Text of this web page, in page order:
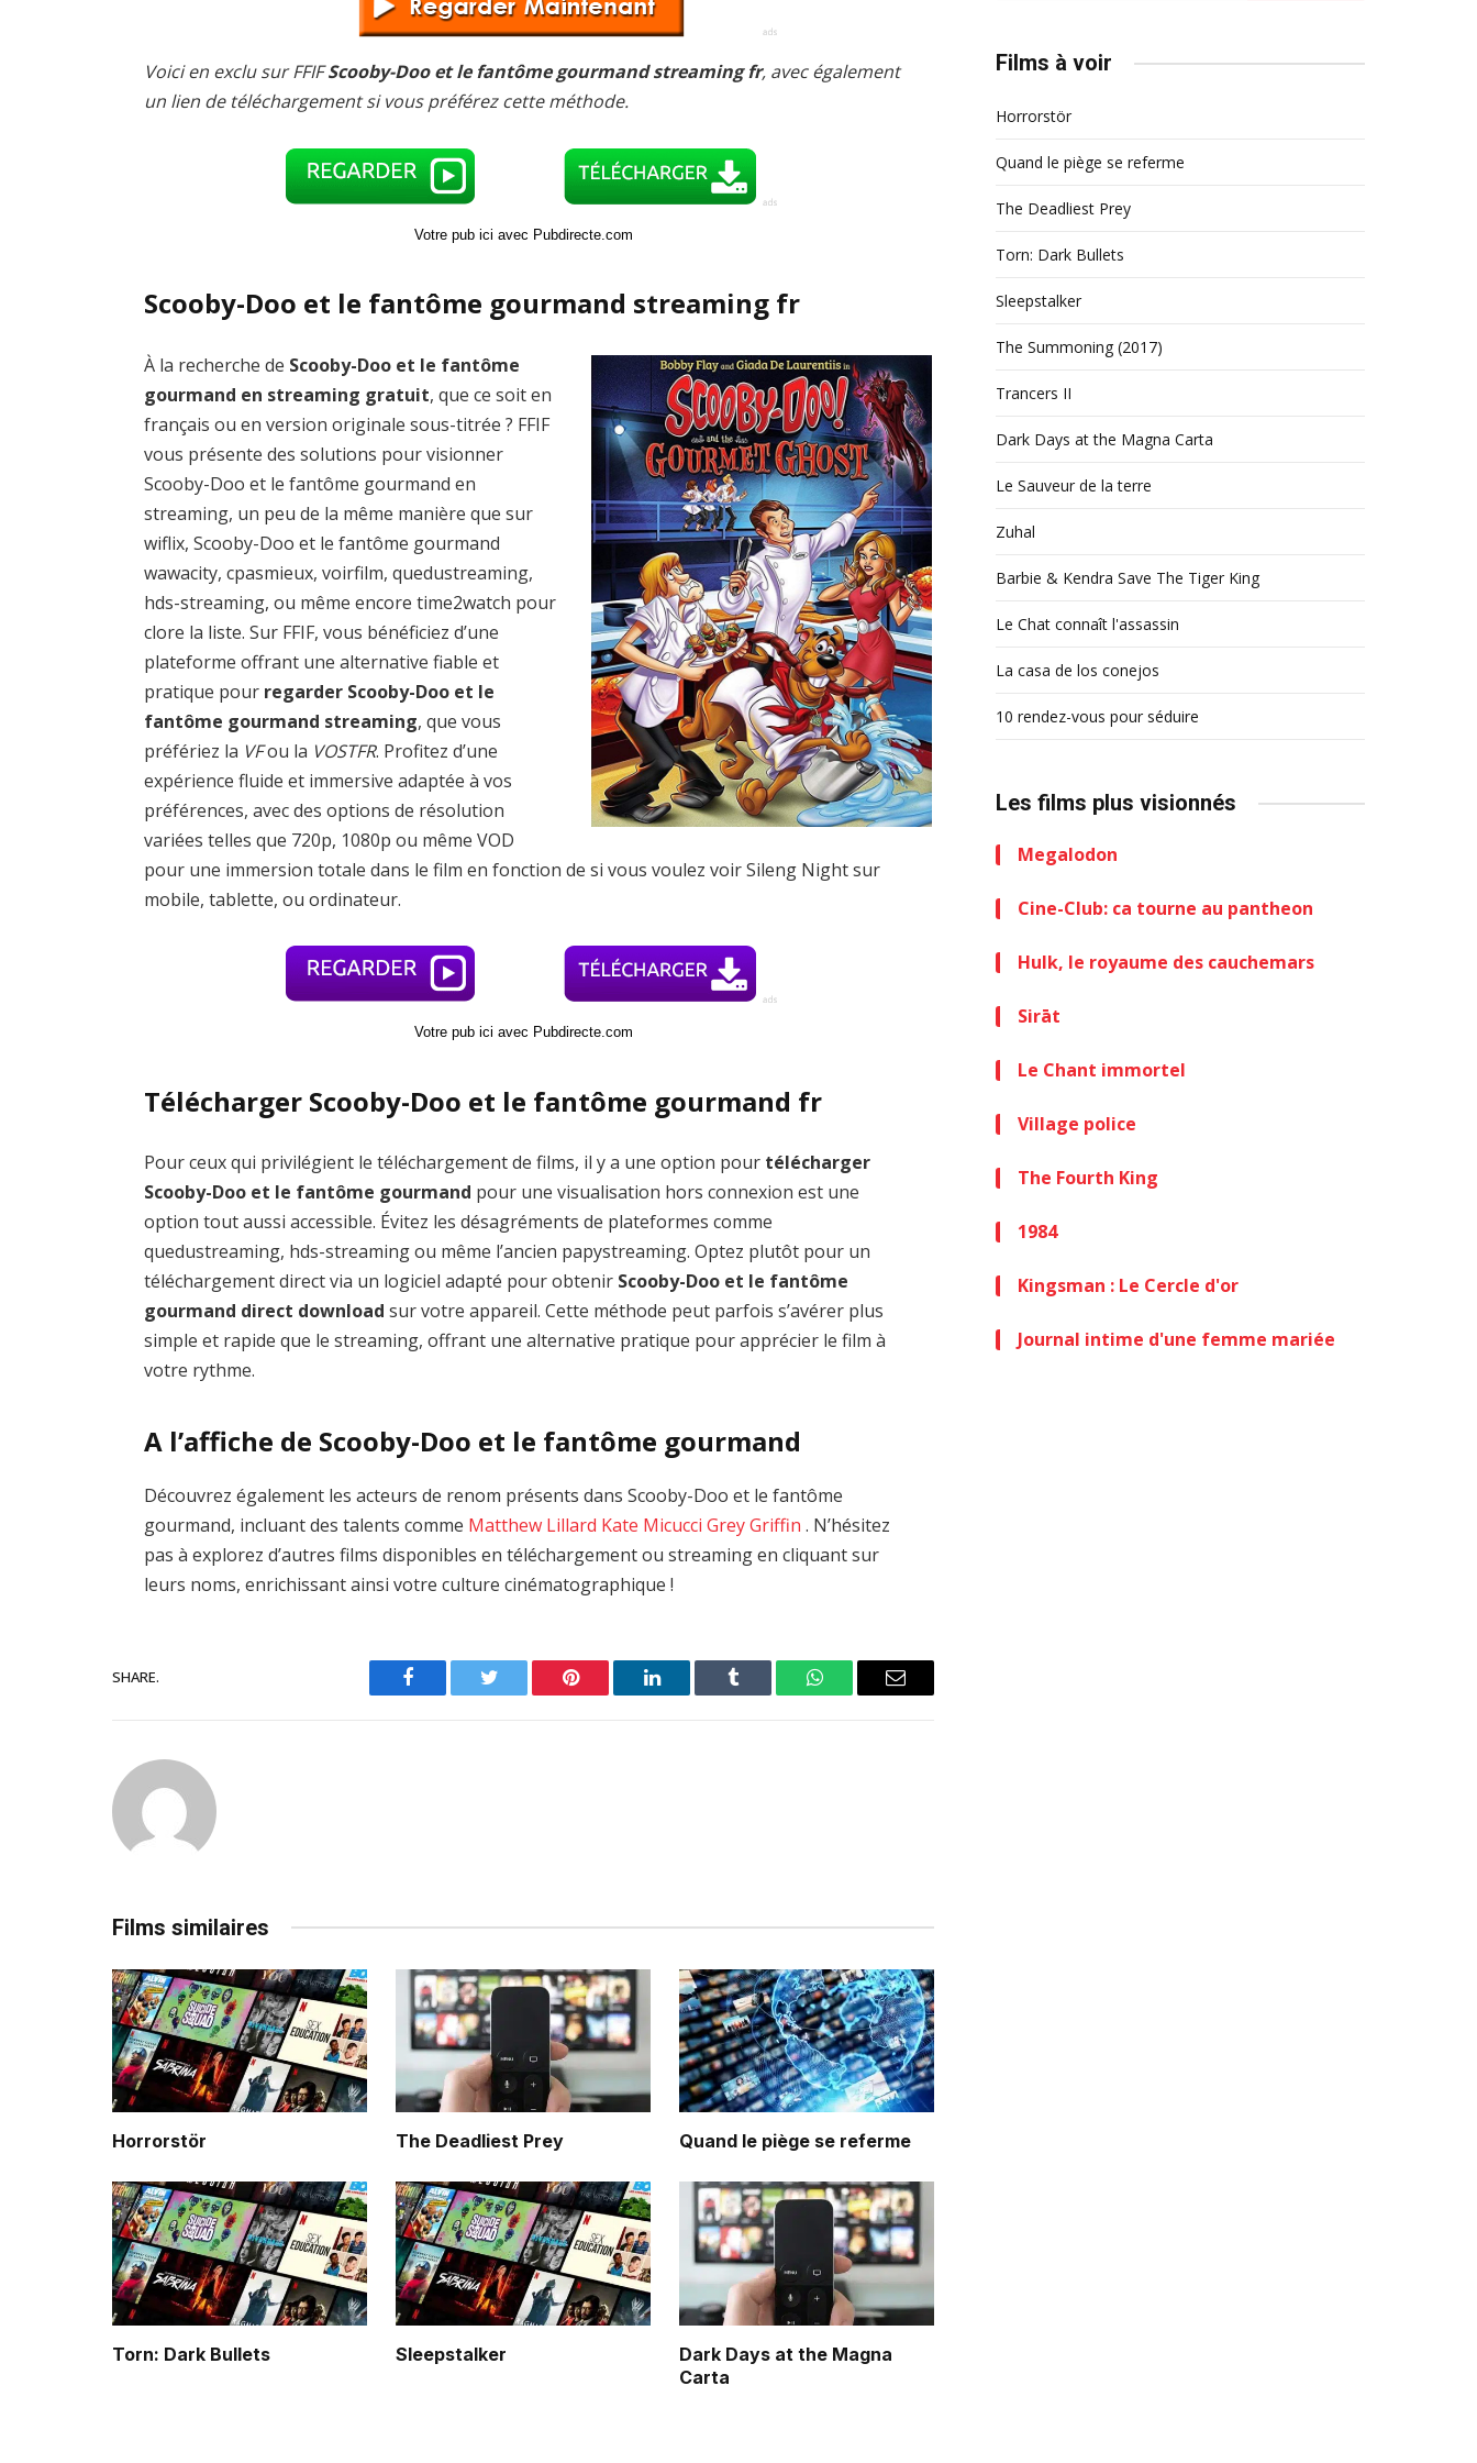
Voici en exclu sur FFIFScooby-Doo et le fantôme gourmand streaming fr, avec également
un lien de téléchargement si vous préférez cette méthode.
Votre pub ici avec Pubdirecte.com
Scooby-Doo et le fantôme gourmand streaming fr
À la recherche de Scooby-Doo et le fantôme
gourmand en streaming gratuit, que ce soit en
français ou en version originale sous-titrée ? FFIF
vous présente des solutions pour visionner
Scooby-Doo et le fantôme gourmand en
streaming, un peu de la même manière que sur
wiflix, Scooby-Doo et le fantôme gourmand
wawacity, cpasmieux, voirfilm, quedustreaming,
hds-streaming, ou même encore time2watch pour
clore la liste. Sur FFIF, vous bénéficiez d’une
plateforme offrant une alternative fiable et
pratique pour regarder Scooby-Doo et le
fantôme gourmand streaming, que vous
préfériez la VFou la VOSTFR. Profitez d’une
expérience fluide et immersive adaptée à vos
préférences, avec des options de résolution
variées telles que 720p, 1080p ou même VOD
pour une immersion totale dans le film en fonction de si vous voulez voir Sileng Night sur
mobile, tablette, ou ordinateur.
Votre pub ici avec Pubdirecte.com
Télécharger Scooby-Doo et le fantôme gourmand fr
Pour ceux qui privilégient le téléchargement de films, il y a une option pour télécharger
Scooby-Doo et le fantôme gourmand pour une visualisation hors connexion est une
option tout aussi accessible. Évitez les désagréments de plateformes comme
quedustreaming, hds-streaming ou même l’ancien papystreaming. Optez plutôt pour un
téléchargement direct via un logiciel adapté pour obtenir Scooby-Doo et le fantôme
gourmand direct download sur votre appareil. Cette méthode peut parfois s’avérer plus
simple et rapide que le streaming, offrant une alternative pratique pour apprécier le film à
votre rythme.
A l’affiche de Scooby-Doo et le fantôme gourmand
Découvrez également les acteurs de renom présents dans Scooby-Doo et le fantôme
gourmand, incluant des talents comme Matthew Lillard Kate Micucci Grey Griffin . N’hésitez
pas à explorez d’autres films disponibles en téléchargement ou streaming en cliquant sur
leurs noms, enrichissant ainsi votre culture cinématographique !
SHARE.
Facebook Twitter Pinterest LinkedIn Tumblr WhatsAppEmail
Films similaires
Horrorstör The Deadliest Prey Quand le piège se referme
Torn: Dark Bullets Sleepstalker
Dark Days at the Magna
Carta
Films à voir
Horrorstör
Quand le piège se referme
The Deadliest Prey
Torn: Dark Bullets
Sleepstalker
The Summoning (2017)
Trancers II
Dark Days at the Magna Carta
Le Sauveur de la terre
Zuhal
Barbie & Kendra Save The Tiger King
Le Chat connaît l'assassin
La casa de los conejos
10 rendez-vous pour séduire
Les films plus visionnés
Megalodon
Cine-Club: ca tourne au pantheon
Hulk, le royaume des cauchemars
Sirāt
Le Chant immortel
Village police
The Fourth King
1984
Kingsman : Le Cercle d'or
Journal intime d'une femme mariée